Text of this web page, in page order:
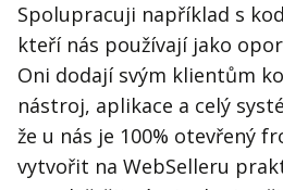
Spolupracuji například s
kteří nás používají jako
Oni dodají svým klientům
nástroj, aplikace a celý
že u nás je 100% otevřený
vytvořit na WebSelleru